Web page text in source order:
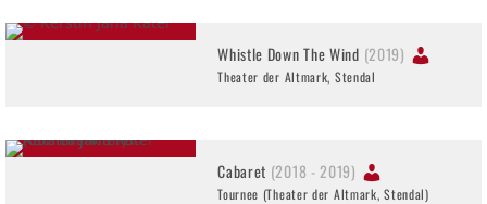
Whistle Down The Wind (2019)
Theater der Altmark, Stendal
Cabaret (2018 - 2019)
Tournee (Theater der Altmark, Stendal)